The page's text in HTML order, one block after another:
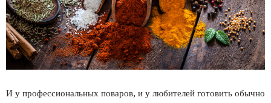
И у профессиональных поваров, и у любителей готовить обычно